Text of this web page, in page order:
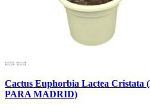
Cactus Euphorbia Lactea Cristata
PARA MADRID)